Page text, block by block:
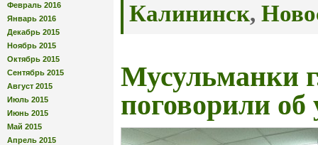
Февраль 2016
Январь 2016
Декабрь 2015
Ноябрь 2015
Октябрь 2015
Сентябрь 2015
Август 2015
Июль 2015
Июнь 2015
Май 2015
Апрель 2015
Калининск,
Мусульманки
поговорили об